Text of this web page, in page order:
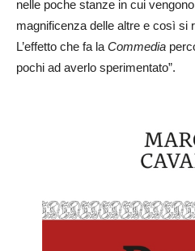
nelle poche stanze in cui
magnificenza delle altre e così si
L’effetto che fa la Commedia
pochi ad averlo sperimentato”.